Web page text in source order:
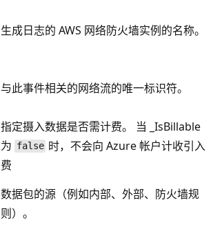
生成日志的 AWS 网络防火墙实例的名称。
与此事件相关的网络流的唯一标识符。
指定摄入数据是否需计费。 当 _IsBillable
为 false 时，不会向 Azure 帐户计收引入
费
数据包的源（例如内部、外部、防火墙规
则）。